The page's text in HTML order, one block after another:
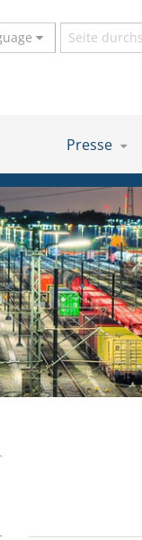
Suchbegriff
Presse